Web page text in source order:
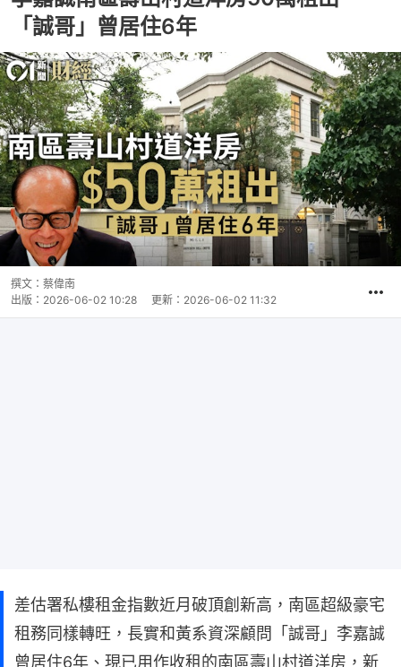
「誠哥」曾居住6年
撰文： 蔡偉南
出版： 2026-06-02 10:28 更新： 2026-06-02 11:32
差估署私樓租金指數近月破頂創新高，南區超級豪宅
租務同樣轉旺，長實和黃系資深顧問「誠哥」李嘉誠
曾居住6年、現已用作收租的南區壽山村道洋房，新